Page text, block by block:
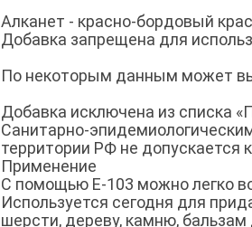
Алканет - красно-бордовый
Добавка запрещена для
По некоторым данным может
Добавка исключена из списка
Санитарно-
территории РФ не допускается
Применение
C помощью E-103 можно легко
Используется сегодня для
шерсти, дереву, камню, бальзам